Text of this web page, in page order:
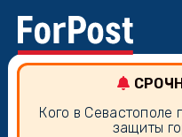
Кого в Севастополе
защиты